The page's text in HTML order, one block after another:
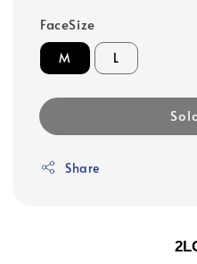
FaceSize
M L
Share